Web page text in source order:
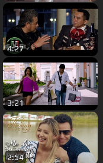
4:27
3:21
2:54